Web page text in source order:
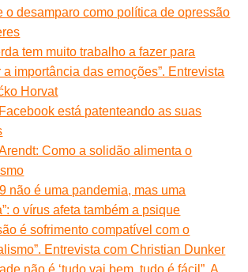
o desamparo como política de opressão
tem muito trabalho a fazer para
a importância das emoções”. Entrevista
Horvat
está patenteando as suas
Como a solidão alimenta o
não é uma pandemia, mas uma
o vírus afeta também a psique
é sofrimento compatível com o
Entrevista com Christian Dunker
não é ‘tudo vai bem, tudo é fácil”. A